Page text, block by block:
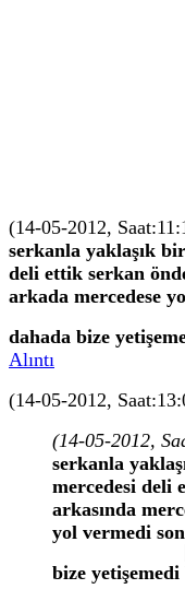
(14-05-2012,
serkanla yaklaşık
deli ettik serkan
arkada mercedese
dahada bize
Alıntı
(14-05-2012,
(14-05-2012,
serkanla
mercedesi deli
arkasında
yol vermedi
bize yetişemedi